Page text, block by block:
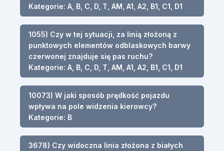
Kategorie: A, B, C, D, T, AM, A1, A2, B1, C1, D1
1055) Czy w tej sytuacji, za linią złożoną z
punktowych elementów odblaskowych barwy
czerwonej znajduje się pas ruchu?
Kategorie: A, B, C, D, T, AM, A1, A2, B1, C1, D1
10073) W jaki sposób prędkość pojazdu
wpływa na pole widzenia kierowcy?
Kategorie: B
3678) Czy widoczna linia złożona z białych